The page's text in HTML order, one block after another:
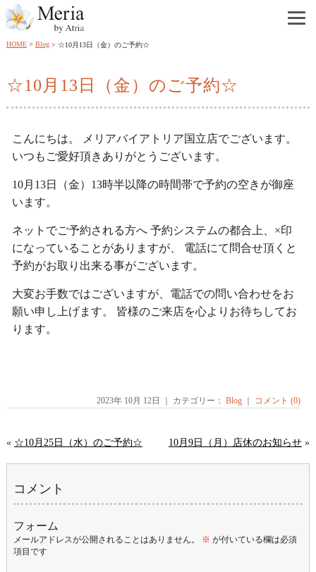
HOME Blog ☆10月13日（金）のご予約☆
☆10月13日（金）のご予約☆
こんにちは。 メリアバイアトリア国立店でございます。
いつもご愛好頂きありがとうございます。
10月13日（金）13時半以降の時間帯で予約の空きが御座
います。
ネットでご予約される方へ 予約システムの都合上、×印
になっていることがありますが、 電話にて問合せ頂くと
予約がお取り出来る事がございます。
大変お手数ではございますが、電話での問い合わせをお
願い申し上げます。 皆様のご来店を心よりお待ちしてお
ります。
2023年 10月 12日 ｜ カテゴリー：Blog コメント (0)
« ☆10月25日（水）のご予約☆ 10月9日（月）店休のお知らせ »
コメント
フォーム
メールアドレスが公開されることはありません。 ※ が付いている欄は必須
項目です